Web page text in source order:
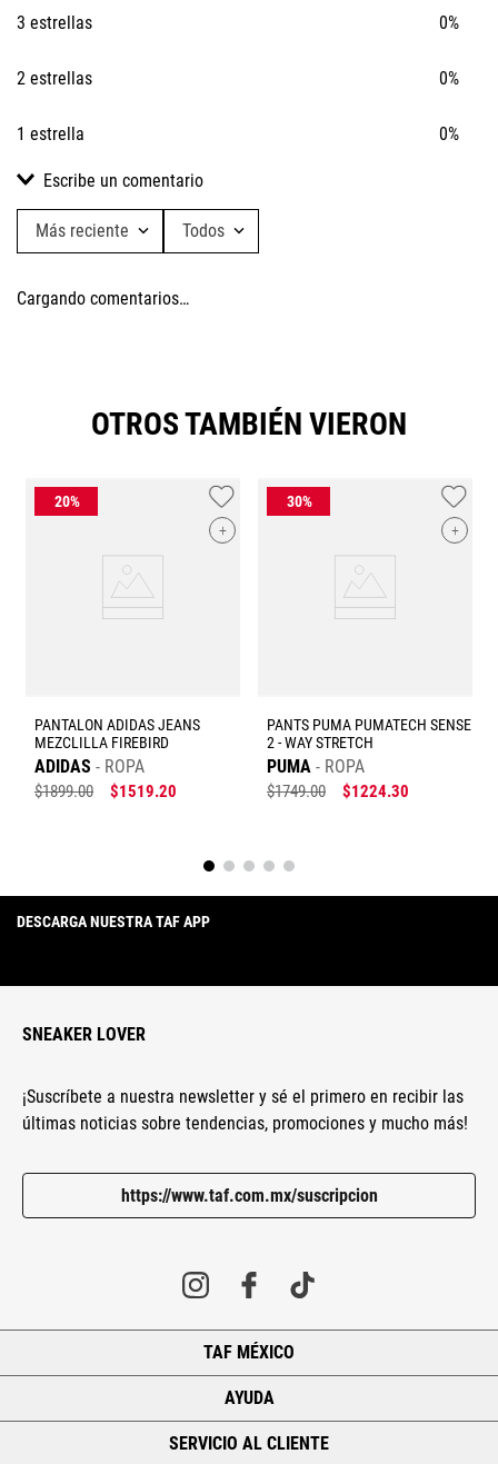
3 estrellas 0%
2 estrellas 0%
1 estrella 0%
Escribe un comentario
Califica el producto de 1 a 5 estrellas
★★★★
Dirección de email
Más reciente Todos
Cargando comentarios…
OTROS TAMBIÉN VIERON
+
PANTALON ADIDAS JEANS
MEZCLILLA FIREBIRD
ADIDAS ROPA
$1899.00 $1519.20
+
PANTS PUMA PUMATECH SENSE
2 - WAY STRETCH
PUMA ROPA
$1749.00 $1224.30
DESCARGA NUESTRA TAF APP
SNEAKER LOVER
¡Suscríbete a nuestra newsletter y sé el primero en recibir las
últimas noticias sobre tendencias, promociones y mucho más!
https://www.taf.com.mx/suscripcion
TAF MÉXICO
AYUDA
SERVICIO AL CLIENTE